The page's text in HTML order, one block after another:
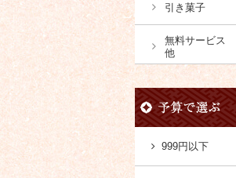
引き菓子
無料サービス
他
999円以下